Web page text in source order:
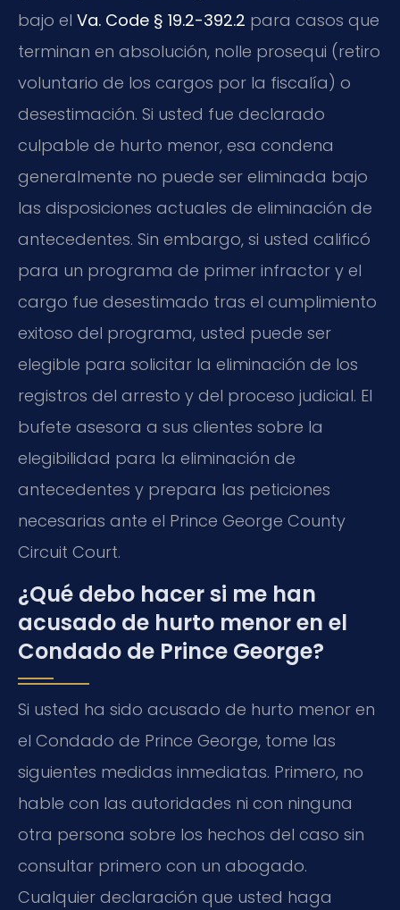
bajo el Va. Code § 19.2-392.2 para casos que
terminan en absolución, nolle prosequi (retiro
voluntario de los cargos por la fiscalía) o
desestimación. Si usted fue declarado
culpable de hurto menor, esa condena
generalmente no puede ser eliminada bajo
las disposiciones actuales de eliminación de
antecedentes. Sin embargo, si usted calificó
para un programa de primer infractor y el
cargo fue desestimado tras el cumplimiento
exitoso del programa, usted puede ser
elegible para solicitar la eliminación de los
registros del arresto y del proceso judicial. El
bufete asesora a sus clientes sobre la
elegibilidad para la eliminación de
antecedentes y prepara las peticiones
necesarias ante el Prince George County
Circuit Court.
¿Qué debo hacer si me han
acusado de hurto menor en el
Condado de Prince George?
Si usted ha sido acusado de hurto menor en
el Condado de Prince George, tome las
siguientes medidas inmediatas. Primero, no
hable con las autoridades ni con ninguna
otra persona sobre los hechos del caso sin
consultar primero con un abogado.
Cualquier declaración que usted haga